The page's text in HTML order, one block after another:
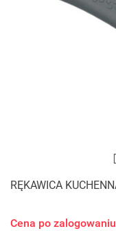
RĘKAWICA
Cena po zalogowaniu